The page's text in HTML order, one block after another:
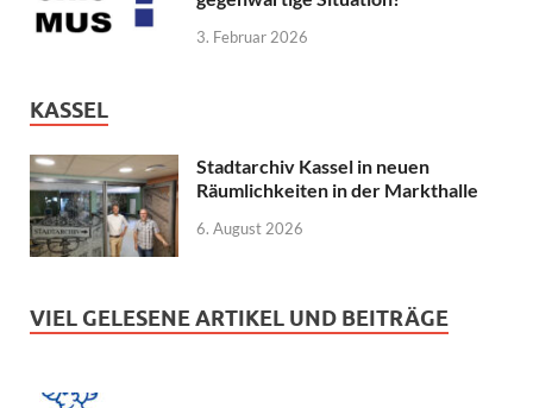
3. Februar 2026
KASSEL
Stadtarchiv Kassel in neuen
Räumlichkeiten in der Markthalle
6. August 2026
VIEL GELESENE ARTIKEL UND BEITRÄGE